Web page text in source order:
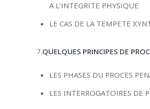
A L’INTEGRITE PHYSIQUE
LE CAS DE LA TEMPETE
7.QUELQUES PRINCIPES DE
LES PHASES DU PROCES
LES INTERROGATOIRES DE